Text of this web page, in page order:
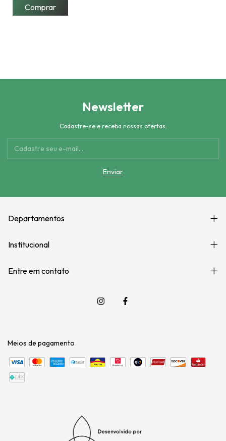
Newsletter
Cadastre-se e receba nossas ofertas.
Departamentos
Institucional
Entre em contato
Meios de pagamento